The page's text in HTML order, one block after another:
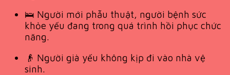
🛌 Người mới phẫu thuật, người bệnh sức
khỏe yếu đang trong quá trình hồi phục chức
năng.
👴 Người già yếu không kịp đi vào nhà vệ
sinh.